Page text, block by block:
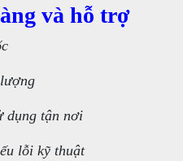
và hỗ trợ
dụng tận nơi
lỗi kỹ thuật